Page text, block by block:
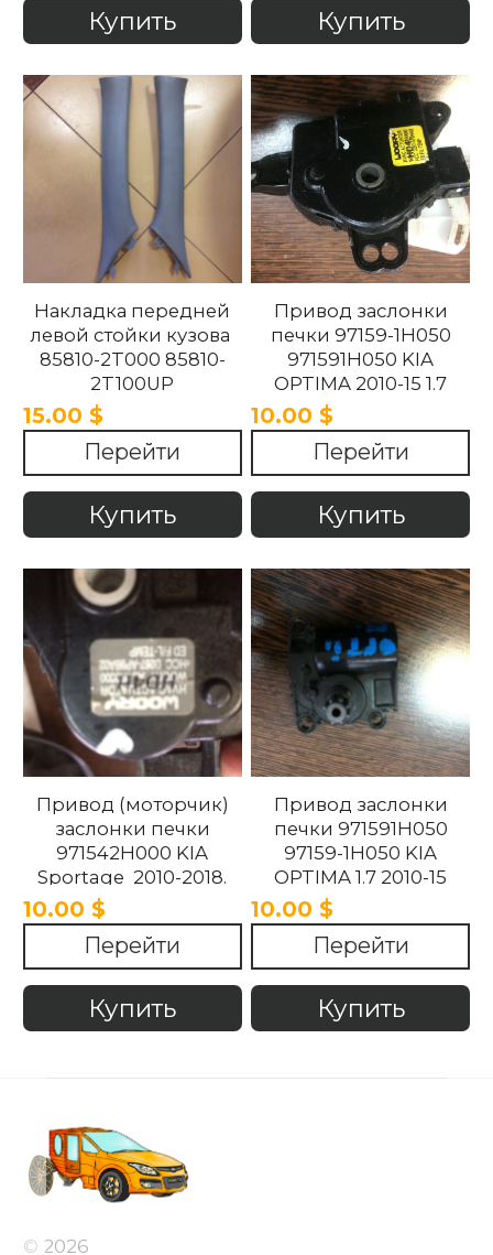
Купить Купить
Накладка передней
левой стойки кузова
85810-2T000 85810-
2T100UP
858102T100UP
858102T000 Kia
Optima 2010 -2015.
15.00 $
Перейти
Купить
Привод заслонки
печки 97159-1H050
971591H050 KIA
OPTIMA 2010-15 1.7
10.00 $
Перейти
Купить
Привод (моторчик)
заслонки печки
971542H000 KIA
Sportage 2010-2018.
10.00 $
Перейти
Купить
Привод заслонки
печки 971591H050
97159-1H050 KIA
OPTIMA 1.7 2010-15
10.00 $
Перейти
Купить
© 2026